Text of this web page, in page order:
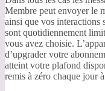
Membre peut envoyer le
ainsi que vos
sont quotidiennement
vous avez choisie.
d’upgrader votre
atteint votre plafond
remis à zéro chaque jour